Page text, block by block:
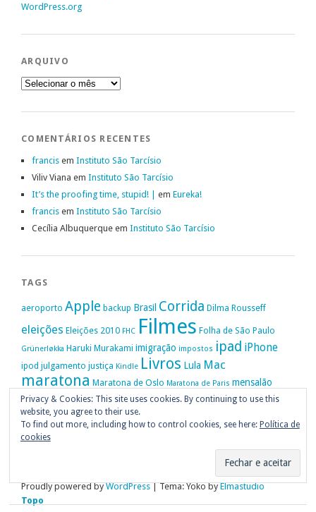
WordPress.org
ARQUIVO
Arquivo
COMENTÁRIOS RECENTES
francis em Instituto São Tarcísio
Viliv Viana em Instituto São Tarcísio
It’s the proofing time, stupid! | em Eureka!
francis em Instituto São Tarcísio
Cecília Albuquerque em Instituto São Tarcísio
TAGS
aeroporto Apple backup Brasil Corrida Dilma Rousseff
eleições Eleições 2010 FHC Filmes Folha de São Paulo
Grünerløkka Haruki Murakami imigração impostos ipad iPhone
ipod julgamento justiça Kindle Livros Lula Mac
maratona Maratona de Oslo Maratona de Paris mensalão
movimento passe livre música nike Noruega OAB OiOsloPolítica
Portugal Privacidade protestos PT
Vitória da Conquista
Proudly powered byWordPress|Tema: Yoko byElmastudio
Topo
Privacy & Cookies: This site uses cookies. By continuing to use this
website, you agree to their use.
To find out more, including how to control cookies, see here: Política de
cookies